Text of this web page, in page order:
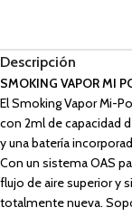
Descripción
SMOKING VAPOR MI
El Smoking Vapor Mi-
con 2ml de capacidad
y una batería
Con un sistema OAS
flujo de aire superior y
totalmente nueva.